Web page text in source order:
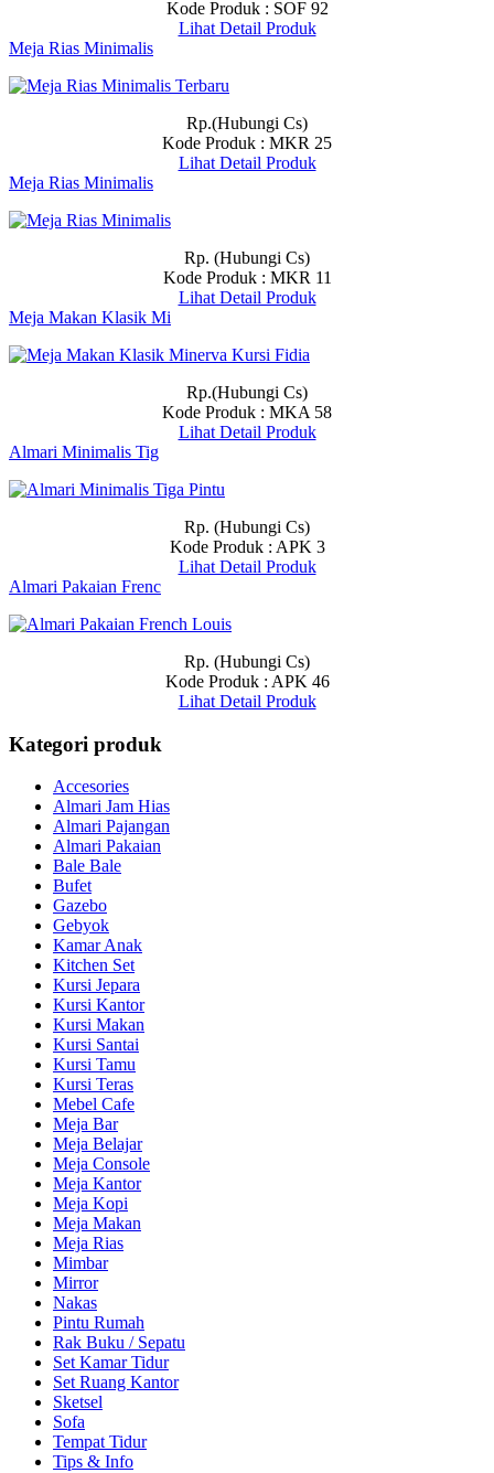
Kode Produk : SOF 92
Lihat Detail Produk
Meja Rias Minimalis
Rp.(Hubungi Cs)
Kode Produk : MKR 25
Lihat Detail Produk
Meja Rias Minimalis
Rp. (Hubungi Cs)
Kode Produk : MKR 11
Lihat Detail Produk
Meja Makan Klasik Mi
Rp.(Hubungi Cs)
Kode Produk : MKA 58
Lihat Detail Produk
Almari Minimalis Tig
Rp. (Hubungi Cs)
Kode Produk : APK 3
Lihat Detail Produk
Almari Pakaian Frenc
Rp. (Hubungi Cs)
Kode Produk : APK 46
Lihat Detail Produk
Kategori produk
Accesories
Almari Jam Hias
Almari Pajangan
Almari Pakaian
Bale Bale
Bufet
Gazebo
Gebyok
Kamar Anak
Kitchen Set
Kursi Jepara
Kursi Kantor
Kursi Makan
Kursi Santai
Kursi Tamu
Kursi Teras
Mebel Cafe
Meja Bar
Meja Belajar
Meja Console
Meja Kantor
Meja Kopi
Meja Makan
Meja Rias
Mimbar
Mirror
Nakas
Pintu Rumah
Rak Buku / Sepatu
Set Kamar Tidur
Set Ruang Kantor
Sketsel
Sofa
Tempat Tidur
Tips & Info